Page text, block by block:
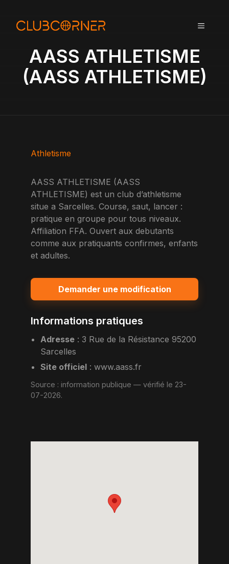
MENU
AASS ATHLETISME
(AASS ATHLETISME)
Athletisme
AASS ATHLETISME (AASS
ATHLETISME) est un club d’athletisme
situe a Sarcelles. Course, saut, lancer :
pratique en groupe pour tous niveaux.
Affiliation FFA. Ouvert aux debutants
comme aux pratiquants confirmes, enfants
et adultes.
Demander une modification
Informations pratiques
Adresse : 3 Rue de la Résistance 95200
Sarcelles
Site officiel :www.aass.fr
Source : information publique — vérifié le 23-
07-2026.